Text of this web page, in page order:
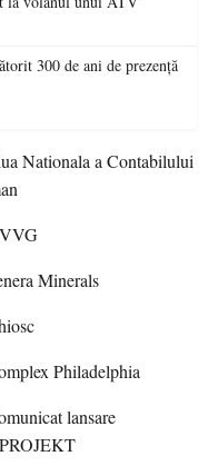
300 de ani de prezență